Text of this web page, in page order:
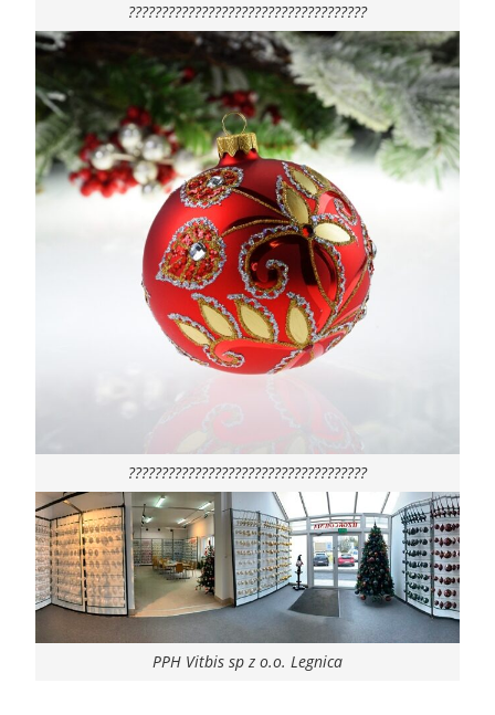
????????????????????????????????????
????????????????????????????????????
PPH Vitbis sp z o.o. Legnica